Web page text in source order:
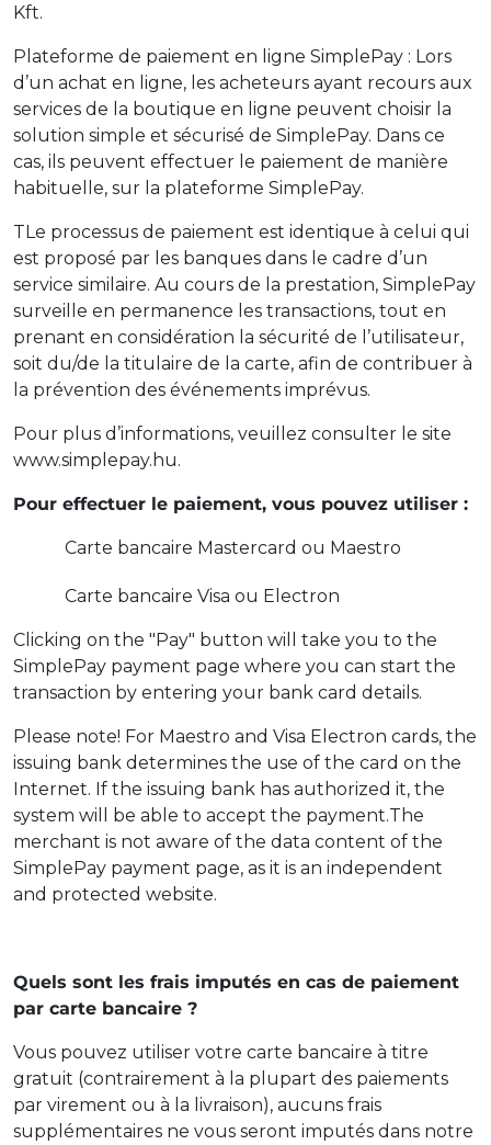
Kft.
Plateforme de paiement en ligne SimplePay : Lors
d’un achat en ligne, les acheteurs ayant recours aux
services de la boutique en ligne peuvent choisir la
solution simple et sécurisé de SimplePay. Dans ce
cas, ils peuvent effectuer le paiement de manière
habituelle, sur la plateforme SimplePay.
TLe processus de paiement est identique à celui qui
est proposé par les banques dans le cadre d’un
service similaire. Au cours de la prestation, SimplePay
surveille en permanence les transactions, tout en
prenant en considération la sécurité de l’utilisateur,
soit du/de la titulaire de la carte, afin de contribuer à
la prévention des événements imprévus.
Pour plus d’informations, veuillez consulter le site
www.simplepay.hu.
Pour effectuer le paiement, vous pouvez utiliser :
Carte bancaire Mastercard ou Maestro
Carte bancaire Visa ou Electron
Clicking on the "Pay" button will take you to the
SimplePay payment page where you can start the
transaction by entering your bank card details.
Please note! For Maestro and Visa Electron cards, the
issuing bank determines the use of the card on the
Internet. If the issuing bank has authorized it, the
system will be able to accept the payment.The
merchant is not aware of the data content of the
SimplePay payment page, as it is an independent
and protected website.
Quels sont les frais imputés en cas de paiement
par carte bancaire ?
Vous pouvez utiliser votre carte bancaire à titre
gratuit (contrairement à la plupart des paiements
par virement ou à la livraison), aucuns frais
supplémentaires ne vous seront imputés dans notre